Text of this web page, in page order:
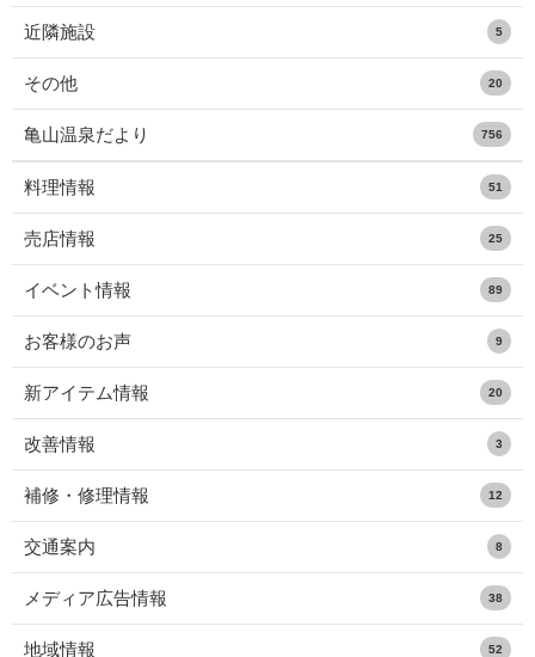
近隣施設 5
その他 20
亀山温泉だより 756
料理情報 51
売店情報 25
イベント情報 89
お客様のお声 9
新アイテム情報 20
改善情報 3
補修・修理情報 12
交通案内 8
メディア広告情報 38
地域情報 52